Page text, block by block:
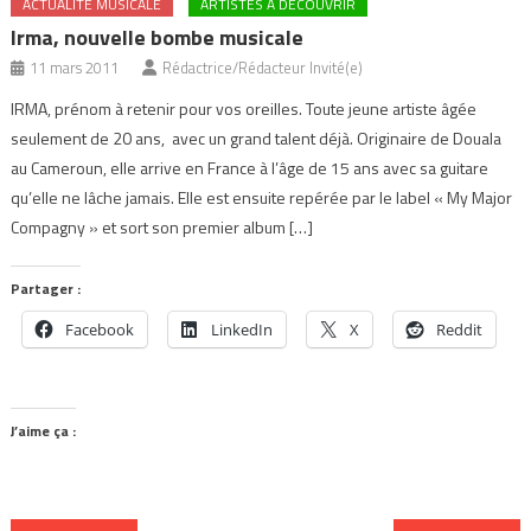
ACTUALITÉ MUSICALE ARTISTES À DÉCOUVRIR
Irma, nouvelle bombe musicale
11 mars 2011 Rédactrice/Rédacteur Invité(e)
IRMA, prénom à retenir pour vos oreilles. Toute jeune artiste âgée
seulement de 20 ans, avec un grand talent déjà. Originaire de Douala
au Cameroun, elle arrive en France à l’âge de 15 ans avec sa guitare
qu’elle ne lâche jamais. Elle est ensuite repérée par le label « My Major
Compagny » et sort son premier album […]
Partager :
Facebook LinkedIn X Reddit
J’aime ça :